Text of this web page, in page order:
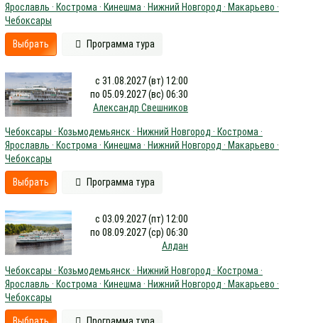
Ярославль · Кострома · Кинешма · Нижний Новгород · Макарьево ·
Чебоксары
Выбрать Программа тура
с 31.08.2027 (вт) 12:00
по 05.09.2027 (вс) 06:30
Александр Свешников
Чебоксары · Козьмодемьянск · Нижний Новгород · Кострома ·
Ярославль · Кострома · Кинешма · Нижний Новгород · Макарьево ·
Чебоксары
Выбрать Программа тура
с 03.09.2027 (пт) 12:00
по 08.09.2027 (ср) 06:30
Алдан
Чебоксары · Козьмодемьянск · Нижний Новгород · Кострома ·
Ярославль · Кострома · Кинешма · Нижний Новгород · Макарьево ·
Чебоксары
Выбрать Программа тура